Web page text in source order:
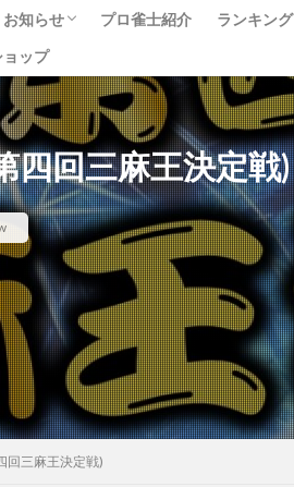
お知らせ
イベント
ニュース
すべて
プロ雀士紹介 ランキング
ップ
四回三麻王決定戦)
回三麻王決定戦)